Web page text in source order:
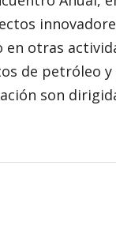
otras
de petróleo
son